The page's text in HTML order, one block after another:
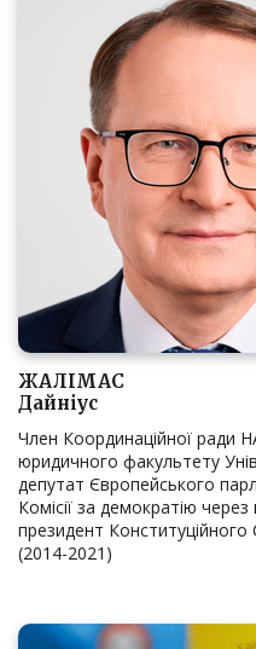
ЖАЛІМАС
Дайніус
Член Координаційної ради
юридичного факультету
депутат Європейського
Комісії за демократію через
президент Конституційного
(2014-2021)